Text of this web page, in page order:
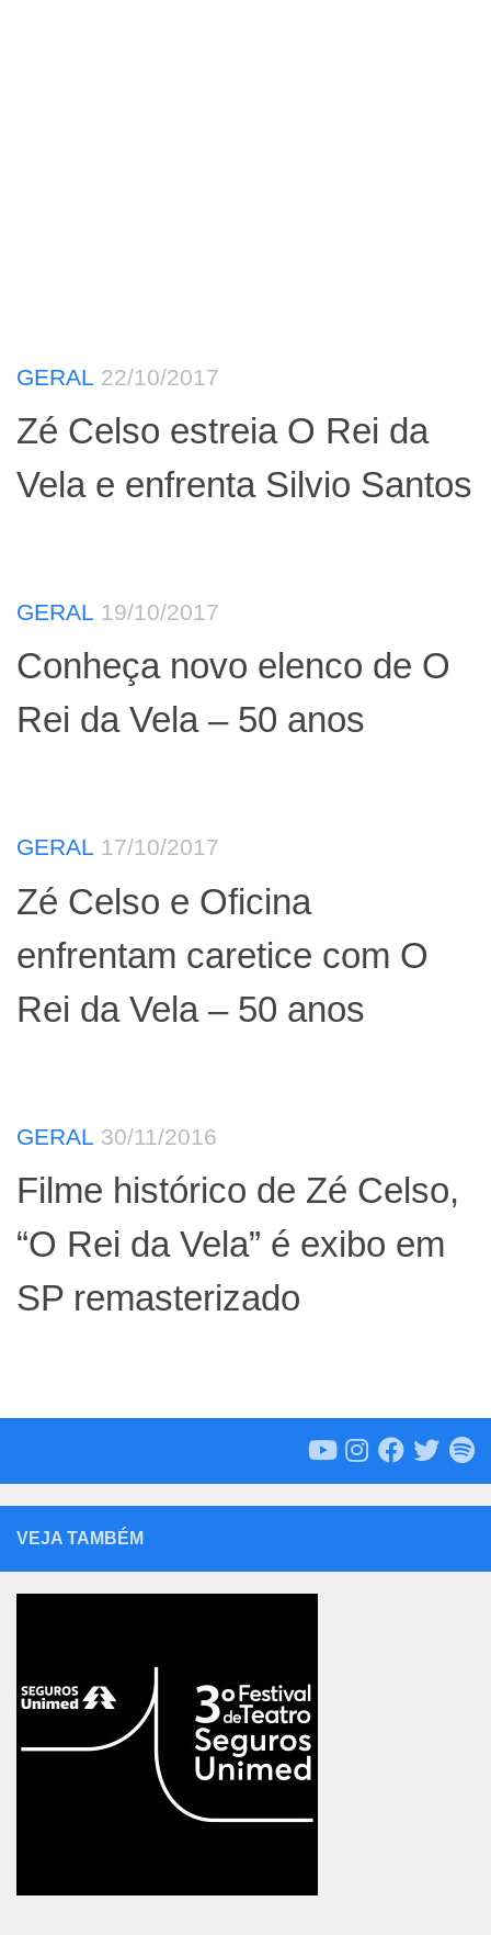
GERAL 22/10/2017
Zé Celso estreia O Rei da
Vela e enfrenta Silvio Santos
GERAL 19/10/2017
Conheça novo elenco de O
Rei da Vela – 50 anos
GERAL 17/10/2017
Zé Celso e Oficina
enfrentam caretice com O
Rei da Vela – 50 anos
GERAL 30/11/2016
Filme histórico de Zé Celso,
“O Rei da Vela” é exibo em
SP remasterizado
VEJA TAMBÉM